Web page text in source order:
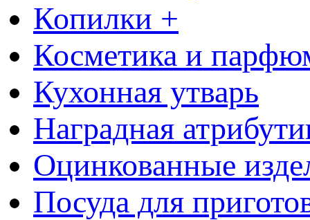
Копилки +
Косметика и
Кухонная утварь
Наградная
Оцинкованные
Посуда для